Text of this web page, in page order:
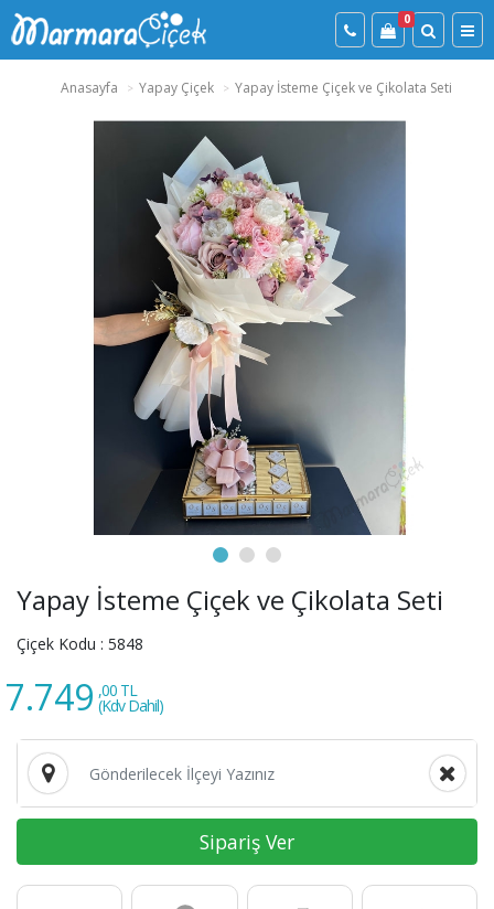
0
Anasayfa Yapay Çiçek Yapay İsteme Çiçek ve Çikolata Seti
Yapay İsteme Çiçek ve Çikolata Seti
Çiçek Kodu : 5848
7.749 ,00 TL
(Kdv Dahil)
Sipariş Ver